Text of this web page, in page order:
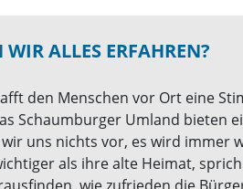
ALLES ERFAHREN?
den Menschen vor Ort eine
Schaumburger Umland bieten
uns nichts vor, es wird immer
als ihre alte Heimat,
wie zufrieden die